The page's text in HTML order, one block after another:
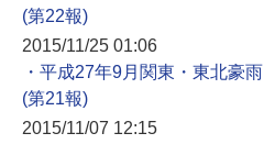
2015/11/25 01:06
・平成27年9月関東・東北豪雨
2015/11/07 12:15